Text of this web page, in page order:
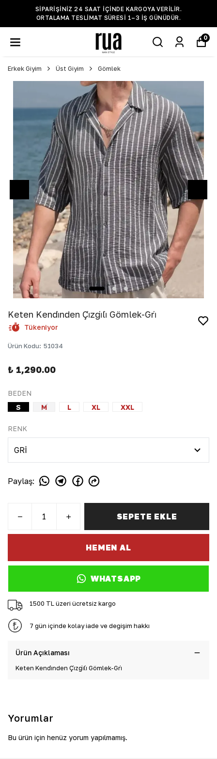
SIPARIŞINIZ 24 SAAT IÇINDE KARGOYA VERILIR.
ORTALAMA TESLIMAT SÜRESI 1–3 IŞ GÜNÜDÜR.
0
Erkek Giyim Üst Giyim Gömlek
Keten Kendi̇nden Çi̇zgi̇li̇ Gömlek-Gri̇
Tükeniyor
Ürün Kodu: 51034
₺ 1,290.00
BEDEN
S
M L XL XXL
RENK
Paylaş:
SEPETE EKLE
HEMEN AL
WHATSAPP
1500 TL üzeri ücretsiz kargo
7 gün içinde kolay iade ve değişim hakkı
Ürün Açıklaması
Keten Kendi̇nden Çi̇zgi̇li̇ Gömlek-Gri̇
Yorumlar
Bu ürün için henüz yorum yapılmamış.